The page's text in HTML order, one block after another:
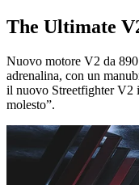
The Ultimate
Nuovo motore V2 da
adrenalina, con un
il nuovo Streetfighter V2
molesto”.